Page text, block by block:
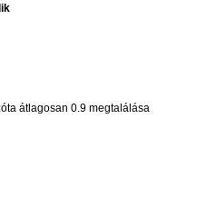
átlagosan 0.9 megtalálása